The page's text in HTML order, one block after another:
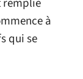
remplie
à
qui se